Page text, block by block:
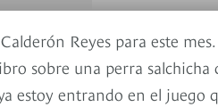
Reyes para este
sobre una perra
estoy entrando en el juego